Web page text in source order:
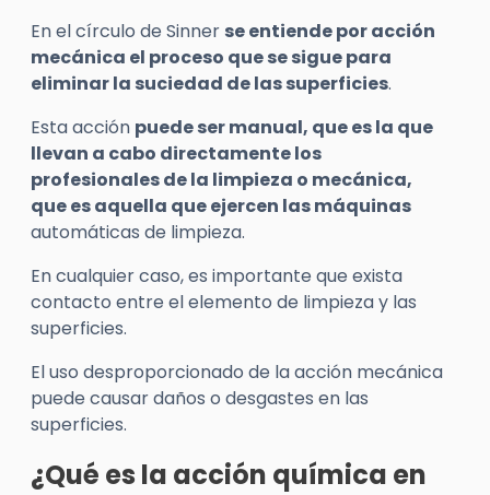
En el círculo de Sinner se entiende por acción
mecánica el proceso que se sigue para
eliminar la suciedad de las superficies.
Esta acción puede ser manual, que es la que
llevan a cabo directamente los
profesionales de la limpieza o mecánica,
que es aquella que ejercen las máquinas
automáticas de limpieza.
En cualquier caso, es importante que exista
contacto entre el elemento de limpieza y las
superficies.
El uso desproporcionado de la acción mecánica
puede causar daños o desgastes en las
superficies.
¿Qué es la acción química en